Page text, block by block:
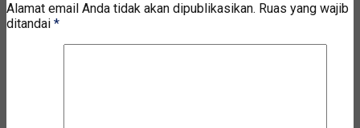
Alamat email Anda tidak akan dipublikasikan. Ruas yang wajib
ditandai *